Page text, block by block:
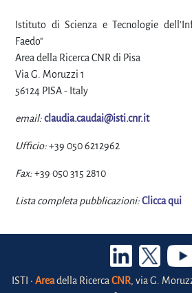
Istituto di Scienza e Tecnologie
Faedo"
Area della Ricerca CNR di Pisa
Via G. Moruzzi 1
56124 PISA - Italy
email:claudia.caudai@isti.cnr.it
Ufficio:+39 050 6212962
Fax:+39 050 315 2810
Lista completa pubblicazioni:Clicca qui
ISTI • Areadella RicercaCNR, via G.